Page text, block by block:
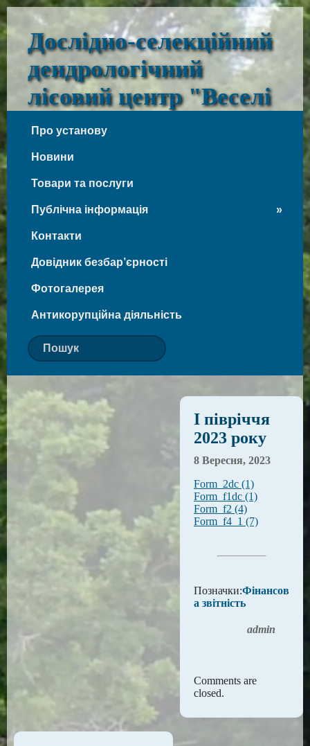
Дослідно-селекційний
дендрологічний
лісовий центр "Веселі
Боковеньки"
Веселі Боковеньки
Про установу
Новини
Товари та послуги
Публічна інформація
Контакти
Довідник безбар’єрності
Фотогалерея
Антикорупційна діяльність
І півріччя
2023 року
8 Вересня, 2023
Form_2dc (1)
Form_f1dc (1)
Form_f2 (4)
Form_f4_1 (7)
Позначки:Фінансов
а звітність
admin
Comments are
closed.